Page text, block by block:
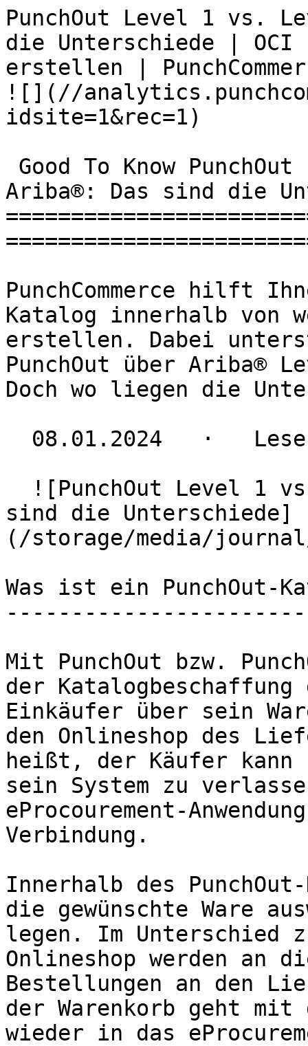
PunchOut Level 1 vs.
die Unterschiede | OCI
erstellen |
![](//
idsite=1&rec=1)
Ariba®: Das sind die
PunchCommerce hilft
Katalog innerhalb von
erstellen. Dabei
PunchOut über Ariba®
Doch wo liegen die
sind die Unterschiede]
(/storage/media/
Was ist ein PunchOut-
Mit PunchOut bzw.
der
Einkäufer über sein
den Onlineshop des
heißt, der Käufer kann
sein System zu
eProcourement-
Verbindung.
Innerhalb des
die gewünschte Ware
legen. Im Unterschied
Onlineshop werden an
Bestellungen an den
der Warenkorb geht mit
wieder in das